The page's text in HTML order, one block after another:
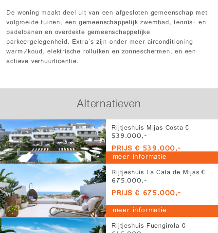
De woning maakt deel uit van een afgesloten gemeenschap met
volgroeide tuinen, een gemeenschappelijk zwembad, tennis- en
padelbanen en overdekte gemeenschappelijke
parkeergelegenheid. Extra’s zijn onder meer airconditioning
warm/koud, elektrische rolluiken en zonneschermen, en een
actieve verhuurlicentie.
Alternatieven
Rijtjeshuis Mijas Costa €
539.000,-
PRIJS € 539.000,-
meer informatie
Rijtjeshuis La Cala de Mijas €
675.000,-
PRIJS € 675.000,-
meer informatie
Rijtjeshuis Fuengirola €